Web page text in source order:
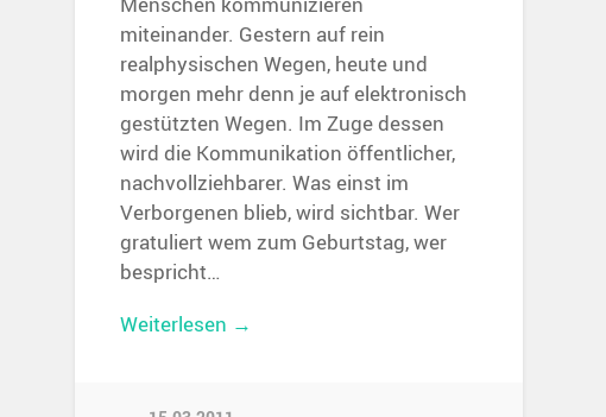
miteinander. Gestern auf rein
realphysischen Wegen, heute und
morgen mehr denn je auf elektronisch
gestützten Wegen. Im Zuge dessen
wird die Kommunikation öffentlicher,
nachvollziehbarer. Was einst im
Verborgenen blieb, wird sichtbar. Wer
gratuliert wem zum Geburtstag, wer
bespricht…
Weiterlesen →